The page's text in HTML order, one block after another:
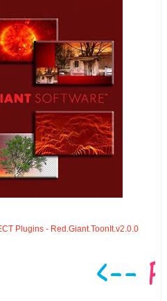
Plugins - Red.Giant.ToonIt.v2.0.0